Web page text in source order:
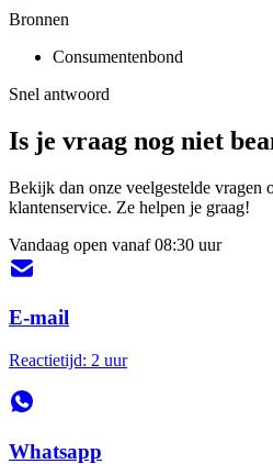
Bronnen
Consumentenbond
Snel antwoord
Is je vraag nog niet
Bekijk dan onze veelgestelde vragen
klantenservice. Ze helpen je graag!
Vandaag open vanaf 08:30 uur
E-mail
Reactietijd: 2 uur
Whatsapp